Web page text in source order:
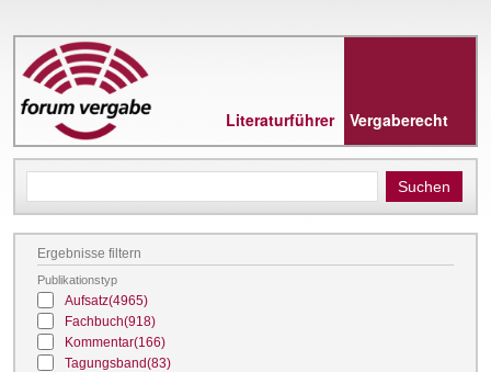
Literaturführer Vergaberecht
Ergebnisse filtern
Publikationstyp
Aufsatz(4965)
Fachbuch(918)
Kommentar(166)
Tagungsband(83)